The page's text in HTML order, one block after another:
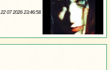
22 07 2026 23:46:58